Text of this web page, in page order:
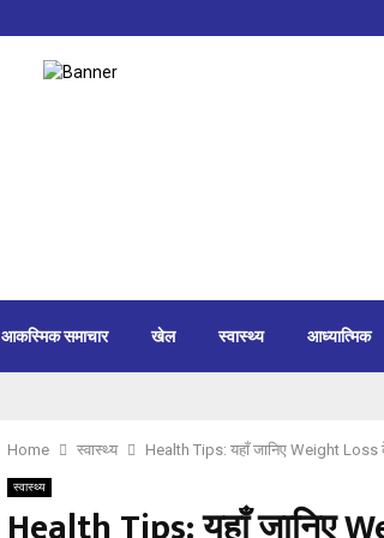
आकस्मिक समाचार खेल स्वास्थ्य आध्यात्मिक
Home स्वास्थ्य Health Tips: यहाँ जानिए Weight
स्वास्थ्य